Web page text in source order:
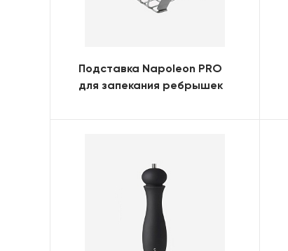
Подставка Napoleon PRO
для запекания ребрышек